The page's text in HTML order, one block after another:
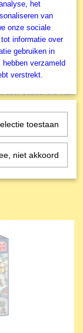
Juist ja, de Jan
even flink aan het
van een goede
door bezoekers van
familie ook
het
van
onze sociale
informatie over
gebruiken in
verzameld
verstrekt.
toestaan
niet akkoord